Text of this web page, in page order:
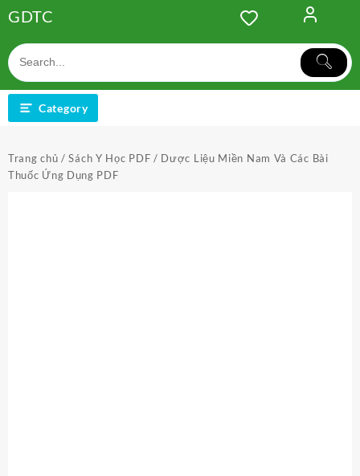
to
content
GDTC
Category
Trang chủ /Sách Y Học PDF / Dược Liệu Miền Nam Và Các Bài
Thuốc Ứng Dụng PDF